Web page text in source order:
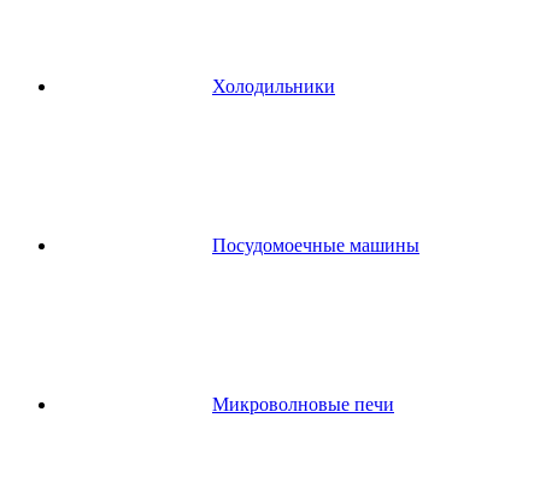
Холодильники
Посудомоечные машины
Микроволновые печи